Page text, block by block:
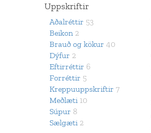
Uppskriftir
Aðalréttir 53
Beikon 2
Brauð og kökur 40
Dýfur 2
Eftirréttir 6
Forréttir 5
Kreppuuppskriftir 7
Meðlæti 10
Súpur 8
Sælgæti 2